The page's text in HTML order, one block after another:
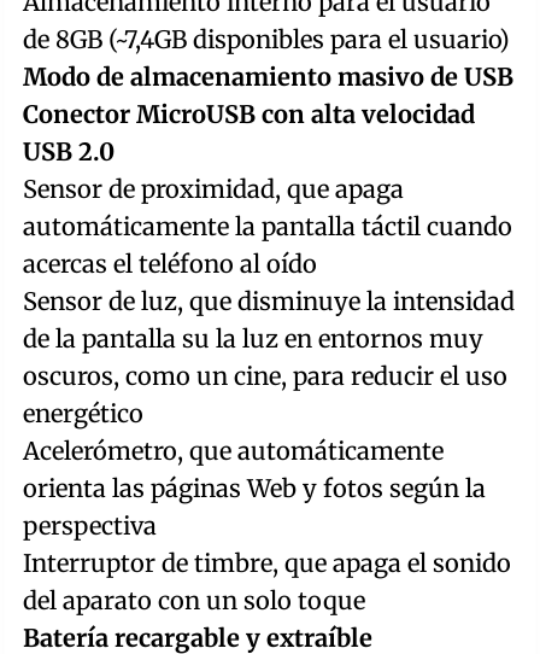
de 8GB (~7,4GB disponibles para el usuario)
Modo de almacenamiento masivo de USB
Conector MicroUSB con alta velocidad
USB 2.0
Sensor de proximidad, que apaga
automáticamente la pantalla táctil cuando
acercas el teléfono al oído
Sensor de luz, que disminuye la intensidad
de la pantalla su la luz en entornos muy
oscuros, como un cine, para reducir el uso
energético
Acelerómetro, que automáticamente
orienta las páginas Web y fotos según la
perspectiva
Interruptor de timbre, que apaga el sonido
del aparato con un solo toque
Batería recargable y extraíble